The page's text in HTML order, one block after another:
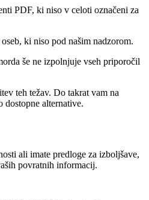
PDF, ki niso v celoti označeni za
ki niso pod našim nadzorom.
še ne izpolnjuje vseh priporočil
teh težav. Do takrat vam na
dostopne alternative.
ali imate predloge za izboljšave,
povratnih informacij.